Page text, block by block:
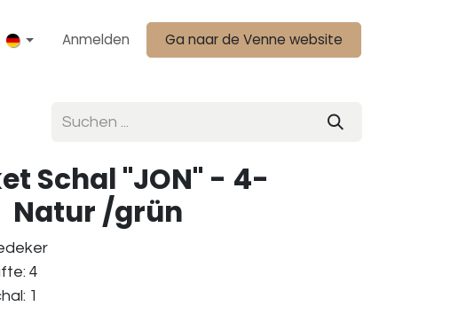
Anmelden Ga naar de Venne website
Schal "JON" - 4-
Natur /grün
4
1